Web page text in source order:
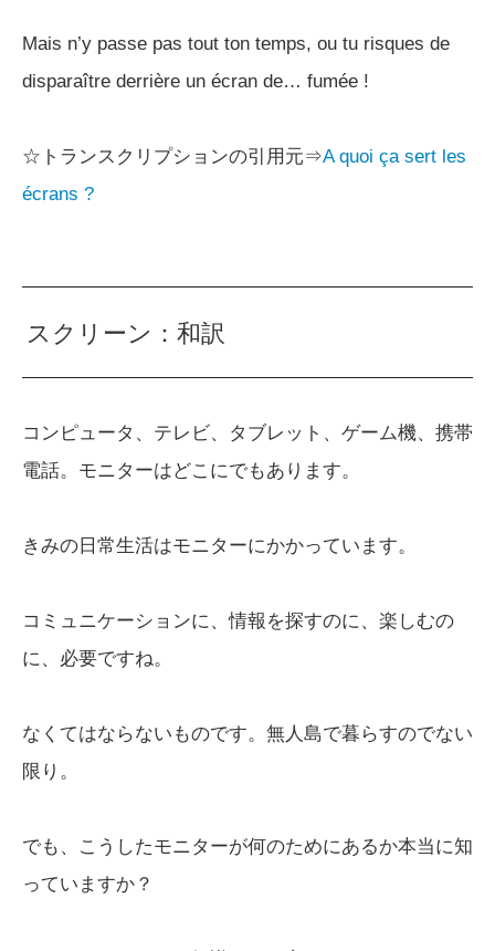
Mais n’y passe pas tout ton temps, ou tu risques de
disparaître derrière un écran de… fumée !
☆トランスクリプションの引用元⇒A quoi ça sert les
écrans ?
スクリーン：和訳
コンピュータ、テレビ、タブレット、ゲーム機、携帯
電話。モニターはどこにでもあります。
きみの日常生活はモニターにかかっています。
コミュニケーションに、情報を探すのに、楽しむの
に、必要ですね。
なくてはならないものです。無人島で暮らすのでない
限り。
でも、こうしたモニターが何のためにあるか本当に知
っていますか？